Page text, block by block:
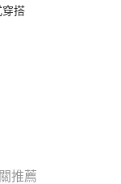
搭
推薦